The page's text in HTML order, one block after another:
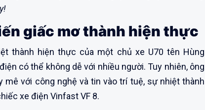
n giấc mơ thành hiện thực
thành hiện thực của một chủ xe U70 tên Hùng
có thể không dễ với nhiều người. Tuy nhiên, ông
với công nghệ và tin vào trí tuệ, sự nhiệt thành
xe điện Vinfast VF 8.